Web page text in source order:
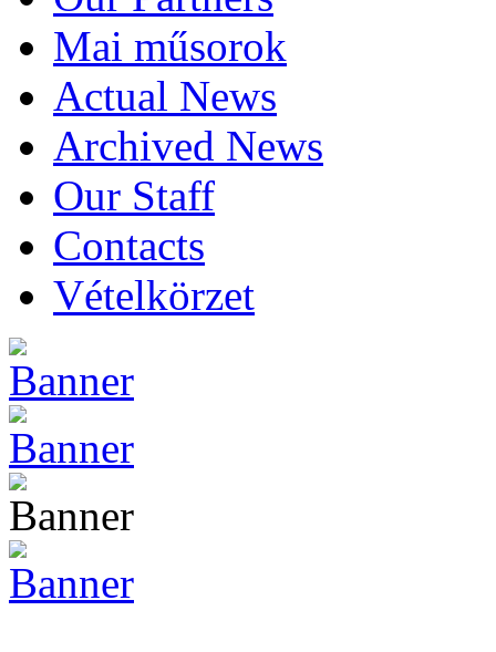
Mai műsorok
Actual News
Archived News
Our Staff
Contacts
Vételkörzet